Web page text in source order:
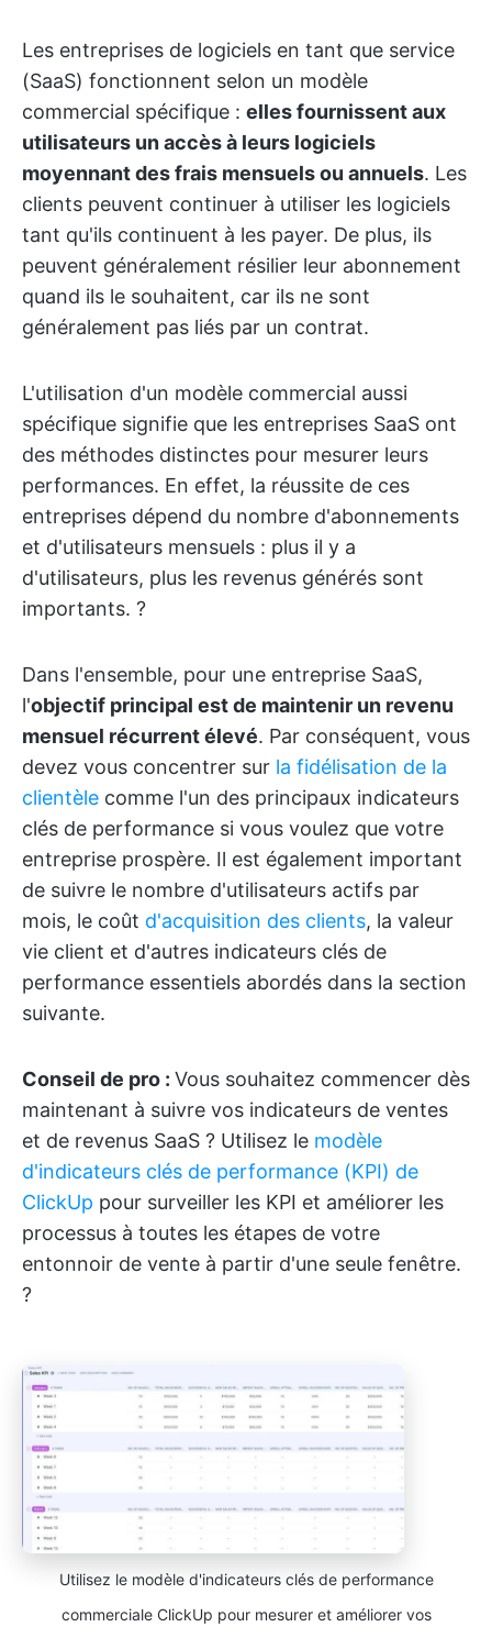
Les entreprises de logiciels en tant que service
(SaaS) fonctionnent selon un modèle
commercial spécifique : elles fournissent aux
utilisateurs un accès à leurs logiciels
moyennant des frais mensuels ou annuels. Les
clients peuvent continuer à utiliser les logiciels
tant qu'ils continuent à les payer. De plus, ils
peuvent généralement résilier leur abonnement
quand ils le souhaitent, car ils ne sont
généralement pas liés par un contrat.
L'utilisation d'un modèle commercial aussi
spécifique signifie que les entreprises SaaS ont
des méthodes distinctes pour mesurer leurs
performances. En effet, la réussite de ces
entreprises dépend du nombre d'abonnements
et d'utilisateurs mensuels : plus il y a
d'utilisateurs, plus les revenus générés sont
importants. ?
Dans l'ensemble, pour une entreprise SaaS,
l'objectif principal est de maintenir un revenu
mensuel récurrent élevé. Par conséquent, vous
devez vous concentrer sur la fidélisation de la
clientèle comme l'un des principaux indicateurs
clés de performance si vous voulez que votre
entreprise prospère. Il est également important
de suivre le nombre d'utilisateurs actifs par
mois, le coût d'acquisition des clients, la valeur
vie client et d'autres indicateurs clés de
performance essentiels abordés dans la section
suivante.
Conseil de pro : Vous souhaitez commencer dès
maintenant à suivre vos indicateurs de ventes
et de revenus SaaS ? Utilisez le modèle
d'indicateurs clés de performance (KPI) de
ClickUp pour surveiller les KPI et améliorer les
processus à toutes les étapes de votre
entonnoir de vente à partir d'une seule fenêtre.
?
Utilisez le modèle d'indicateurs clés de performance
commerciale ClickUp pour mesurer et améliorer vos